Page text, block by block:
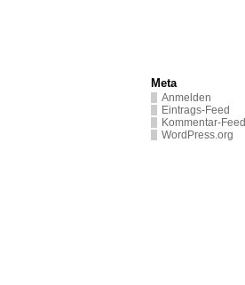
Meta
Anmelden
Eintrags-Feed
Kommentar-Feed
WordPress.org